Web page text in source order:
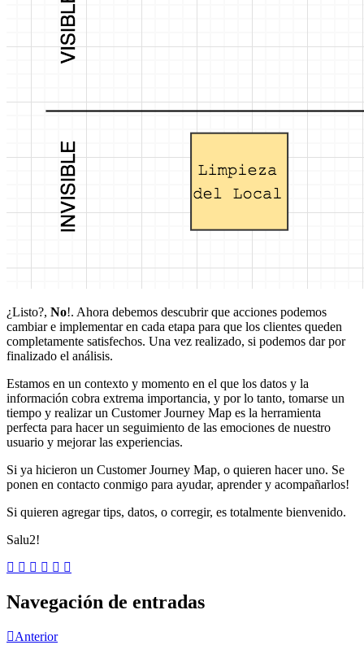
¿Listo?, No!. Ahora debemos descubrir que acciones podemos
cambiar e implementar en cada etapa para que los clientes queden
completamente satisfechos. Una vez realizado, si podemos dar por
finalizado el análisis.
Estamos en un contexto y momento en el que los datos y la
información cobra extrema importancia, y por lo tanto, tomarse un
tiempo y realizar un Customer Journey Map es la herramienta
perfecta para hacer un seguimiento de las emociones de nuestro
usuario y mejorar las experiencias.
Si ya hicieron un Customer Journey Map, o quieren hacer uno. Se
ponen en contacto conmigo para ayudar, aprender y acompañarlos!
Si quieren agregar tips, datos, o corregir, es totalmente bienvenido.
Salu2!
Navegación de entradas
Anterior